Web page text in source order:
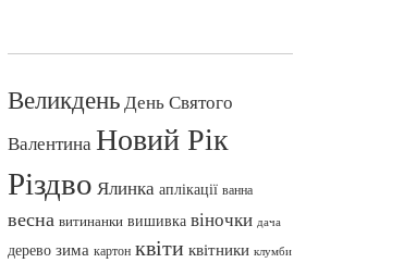
ВеликденьДень Святого
ВалентинаНовий Рік
Різдво Ялинка аплікації ванна
весна витинанки вишивка віночки дача
дерево зима картон квіти квітники клумби